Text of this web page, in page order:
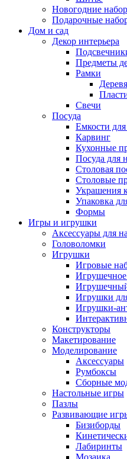
Новогодние
Подарочные
Дом и сад
Декор интерьера
Предметы
Рамки
Свечи
Посуда
Емкости
Карвинг
Кухонные
Посуда для
Столовая
Столовые
Украшения
Упаковка
Формы
Игры и игрушки
Аксессуары для
Головоломки
Игрушки
Игровые
Игрушки
Игрушки-
Конструкторы
Макетирование
Моделирование
Аксессуары
Румбоксы
Сборные
Настольные игры
Пазлы
Развивающие
Бизиборды
Лабиринты
Мозаика